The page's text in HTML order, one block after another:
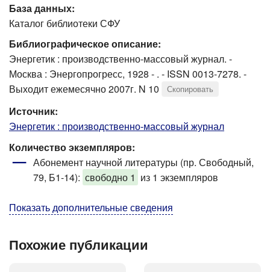
База данных:
Каталог библиотеки СФУ
Библиографическое описание:
Энергетик : производственно-массовый журнал. -
Москва : Энергопрогресс, 1928 - . - ISSN 0013-7278. -
Выходит ежемесячно 2007г. N 10
Скопировать
Источник:
Энергетик : производственно-массовый журнал
Количество экземпляров:
Абонемент научной литературы (пр. Свободный,
79, Б1-14): свободно 1 из 1 экземпляров
Показать дополнительные сведения
Похожие публикации